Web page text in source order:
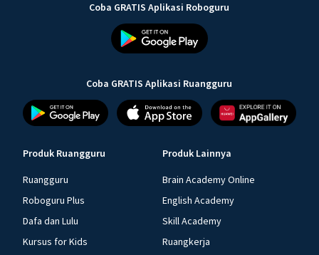
Coba GRATIS Aplikasi Roboguru
Coba GRATIS Aplikasi Ruangguru
Produk Ruangguru
Ruangguru
Roboguru Plus
Dafa dan Lulu
Kursus for Kids
Produk Lainnya
Brain Academy Online
English Academy
Skill Academy
Ruangkerja